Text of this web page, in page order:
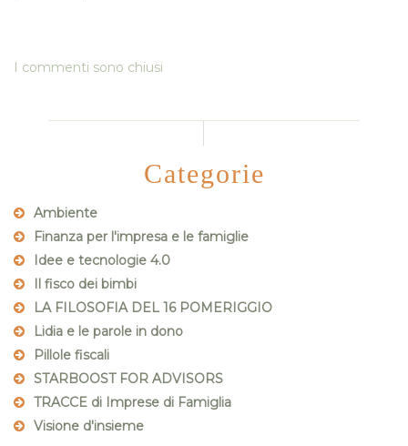
I commenti sono chiusi
Categorie
Ambiente
Finanza per l'impresa e le famiglie
Idee e tecnologie 4.0
Il fisco dei bimbi
LA FILOSOFIA DEL 16 POMERIGGIO
Lidia e le parole in dono
Pillole fiscali
STARBOOST FOR ADVISORS
TRACCE di Imprese di Famiglia
Visione d'insieme